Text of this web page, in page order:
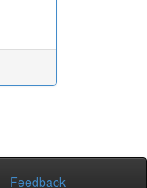
- Feedback